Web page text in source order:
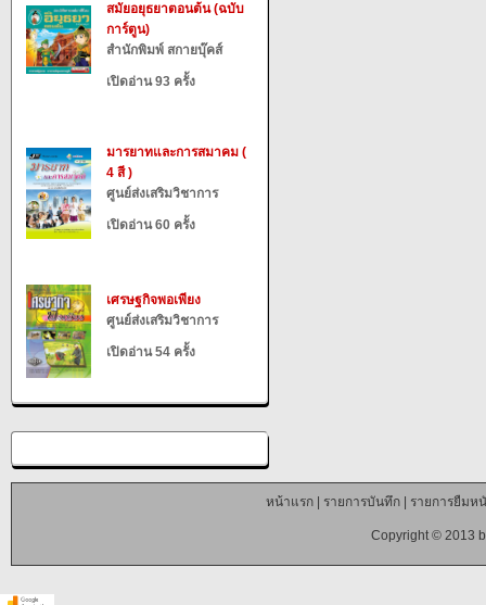
สมัยอยุธยาตอนต้น (ฉบับ
การ์ตูน)
สำนักพิมพ์ สกายบุ๊คส์
เปิดอ่าน 93 ครั้ง
มารยาทและการสมาคม (
4 สี )
ศูนย์ส่งเสริมวิชาการ
เปิดอ่าน 60 ครั้ง
เศรษฐกิจพอเพียง
ศูนย์ส่งเสริมวิชาการ
เปิดอ่าน 54 ครั้ง
หน้าแรก| รายการบันทึก| รายการยืมห
Copyright © 2013